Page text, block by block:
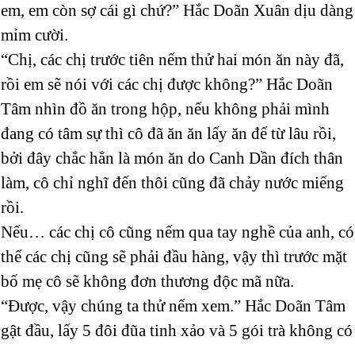
em, em còn sợ cái gì chứ?” Hắc Doãn Xuân dịu dàng
mỉm cười.
“Chị, các chị trước tiên nếm thử hai món ăn này đã,
rồi em sẽ nói với các chị được không?” Hắc Doãn
Tâm nhìn đồ ăn trong hộp, nếu không phải mình
đang có tâm sự thì cô đã ăn ăn lấy ăn để từ lâu rồi,
bởi đây chắc hẳn là món ăn do Canh Dần đích thân
làm, cô chỉ nghĩ đến thôi cũng đã chảy nước miếng
rồi.
Nếu… các chị cô cũng nếm qua tay nghề của anh, có
thể các chị cũng sẽ phải đầu hàng, vậy thì trước mặt
bố mẹ cô sẽ không đơn thương độc mã nữa.
“Được, vậy chúng ta thử nếm xem.” Hắc Doãn Tâm
gật đầu, lấy 5 đôi đũa tinh xảo và 5 gói trà không có